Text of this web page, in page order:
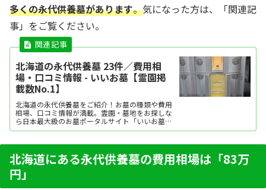
多くの永代供養墓があります。気になった方は、「関連記
事」をご覧ください。
北海道の永代供養墓 23件／費用相
場・口コミ情報 - いいお墓【霊園掲
載数No.1】
北海道の永代供養墓をご紹介！お墓の種類や費用
相場、口コミ情報が満載。霊園・墓地をお探しな
ら日本最大級のお墓ポータルサイト「いいお墓」
にお任せください。資料請求・見学予約・お墓の
び方など、お墓探しに役立つ情報も提供中。
北海道にある永代供養墓の費用相場は「83万
円」